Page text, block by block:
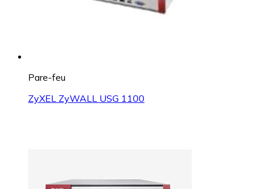
Pare-feu
ZyXEL ZyWALL USG 1100